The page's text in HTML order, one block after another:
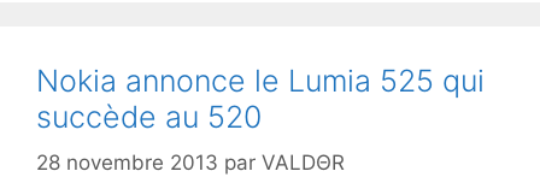
Nokia annonce le Lumia 525 qui
succède au 520
28 novembre 2013 par VALDΘR